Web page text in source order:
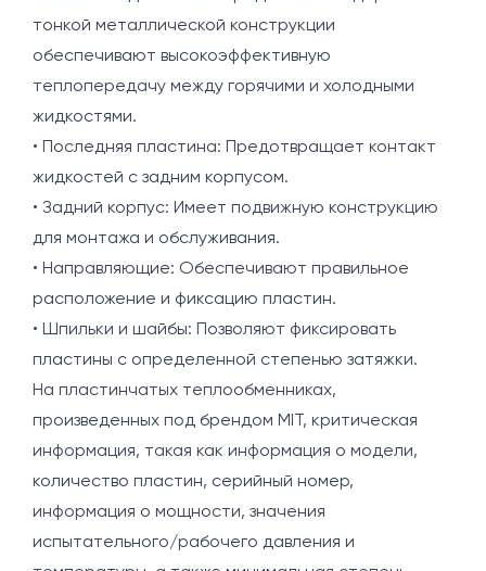
тонкой металлической конструкции
обеспечивают высокоэффективную
теплопередачу между горячими и холодными
жидкостями.
• Последняя пластина: Предотвращает контакт
жидкостей с задним корпусом.
• Задний корпус: Имеет подвижную конструкцию
для монтажа и обслуживания.
• Направляющие: Обеспечивают правильное
расположение и фиксацию пластин.
• Шпильки и шайбы: Позволяют фиксировать
пластины с определенной степенью затяжки.
На пластинчатых теплообменниках,
произведенных под брендом MIT, критическая
информация, такая как информация о модели,
количество пластин, серийный номер,
информация о мощности, значения
испытательного/рабочего давления и